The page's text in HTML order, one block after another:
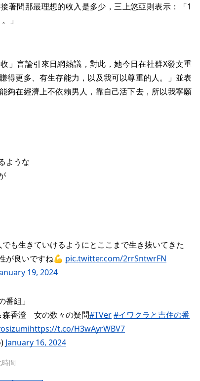
著問那最理想的收入是多少，三上悠亞則表示：「1
」
」言論引來日網熱議，對此，她今日在社群X發文重
得更多、有生存能力，以及我可以尊重的人。」並表
夠在經濟上不依賴男人，靠自己活下去，所以我寧願
ような
も生きていけるようにとここまで生き抜いてきた
が良いですね💪 pic.twitter.com/2rrSntwrFN
19, 2024
番組」
森香澄 女の数々の疑問#TVer#イワクラと吉住の番
https://t.co/H3wAyrWBV7
January 16, 2024
間